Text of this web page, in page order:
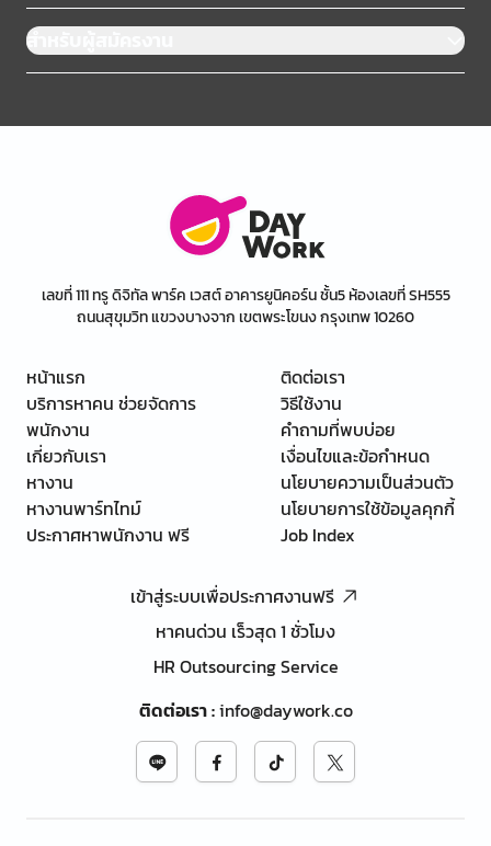
สำหรับผู้สมัครงาน
เลขที่ 111 ทรู ดิจิทัล พาร์ค เวสต์ อาคารยูนิคอร์น ชั้น5 ห้องเลขที่ SH555
ถนนสุขุมวิท แขวงบางจาก เขตพระโขนง กรุงเทพ 10260
หน้าแรก
บริการหาคน ช่วยจัดการ
พนักงาน
เกี่ยวกับเรา
หางาน
หางานพาร์ทไทม์
ประกาศหาพนักงาน ฟรี
ติดต่อเรา
วิธีใช้งาน
คำถามที่พบบ่อย
เงื่อนไขและข้อกำหนด
นโยบายความเป็นส่วนตัว
นโยบายการใช้ข้อมูลคุกกี้
Job Index
เข้าสู่ระบบเพื่อประกาศงานฟรี
หาคนด่วน เร็วสุด 1 ชั่วโมง
HR Outsourcing Service
ติดต่อเรา:info@daywork.co